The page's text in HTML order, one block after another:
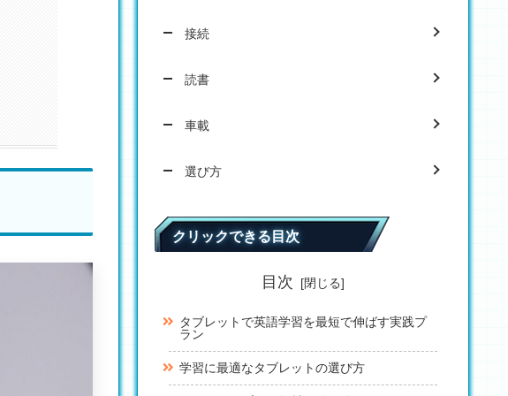
接続
読書
車載
選び方
クリックできる目次
目次
タブレットで英語学習を最短で伸ばす実践プ
ラン
学習に最適なタブレットの選び方